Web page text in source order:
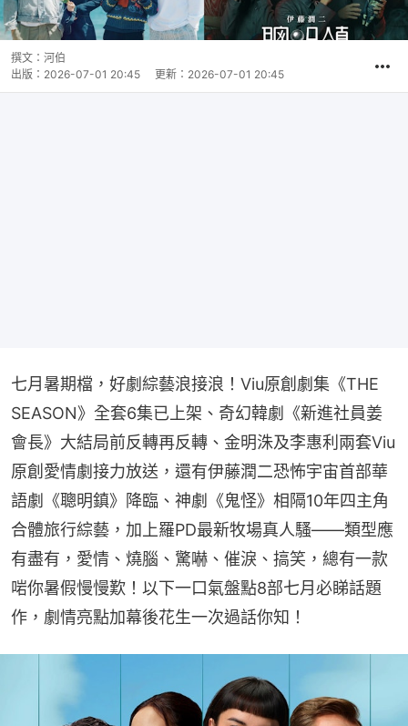
撰文： 河伯
出版： 2026-07-01 20:45 更新： 2026-07-01 20:45
七月暑期檔，好劇綜藝浪接浪！Viu原創劇集《THE
SEASON》全套6集已上架、奇幻韓劇《新進社員姜
會長》大結局前反轉再反轉、金明洙及李惠利兩套Viu
原創愛情劇接力放送，還有伊藤潤二恐怖宇宙首部華
語劇《聰明鎮》降臨、神劇《鬼怪》相隔10年四主角
合體旅行綜藝，加上羅PD最新牧場真人騷——類型應
有盡有，愛情、燒腦、驚嚇、催淚、搞笑，總有一款
啱你暑假慢慢歎！以下一口氣盤點8部七月必睇話題
作，劇情亮點加幕後花生一次過話你知！